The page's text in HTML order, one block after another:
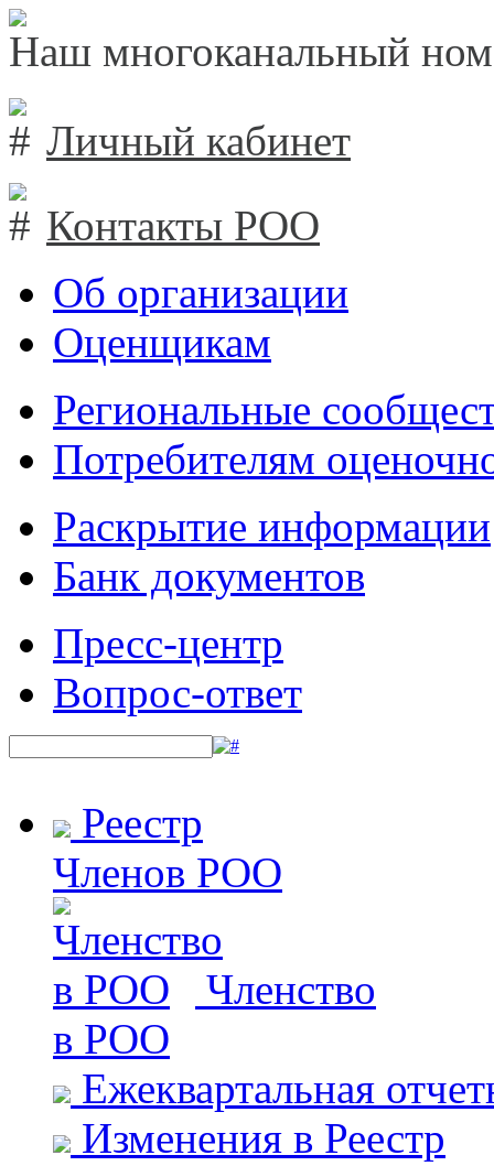
Наш многоканальный
Личный кабинет
Контакты РОО
Об организации
Оценщикам
Региональные
Потребителям
Раскрытие информации
Банк документов
Пресс-центр
Вопрос-ответ
Реестр
Членов РОО
Членство
в РОО
Ежеквартальная
Изменения в Реестр